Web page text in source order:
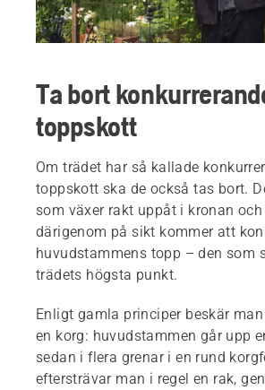
Ta bort
toppskott
Om trädet har så kallade
toppskott ska de också tas bort.
som växer rakt uppåt i kronan och
därigenom på sikt kommer att
huvudstammens topp – den som
trädets högsta punkt.
Enligt gamla principer beskär
en korg: huvudstammen går upp
sedan i flera grenar i en rund
eftersträvar man i regel en rak,